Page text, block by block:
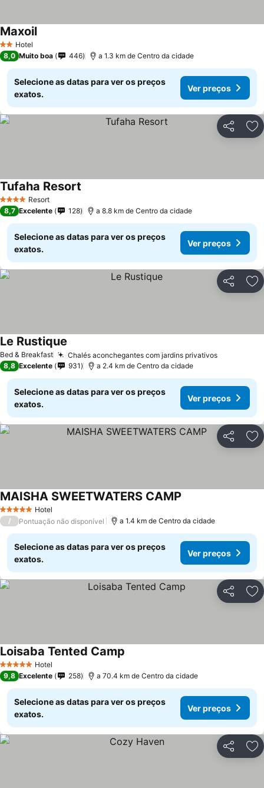
2 Estrelas
Hotel
MaxoilVer preços
8,0 Muito boa 446 a 1.3 km de Centro da cidade
Selecione as datas para ver os preços
exatos.
Ver preços
Partilhar
4 EstrelasResort
Tufaha Resort
8,7 Excelente 128 a 8.8 km de Centro da cidade
Selecione as datas para ver os preços
exatos.
Ver preços
Partilhar
Bed & Breakfast Chalés aconchegantes com jardins privativosVer
Le Rustique
8,8 Excelente 931 a 2.4 km de Centro da cidade
Selecione as datas para ver os preços
exatos.
Ver preços
Partilhar
5 Estrelas Hotel
MAISHA SWEETWATERS CAMP
/ Pontuação não disponível a 1.4 km de Centro da cidade
Selecione as datas para ver os preços
exatos.
Ver preços
Partilhar
5 Estrelas Hotel
Loisaba Tented Camp
9,8 Excelente 258 a 70.4 km de Centro da cidade
Selecione as datas para ver os preços
exatos.
Ver preços
Partilhar